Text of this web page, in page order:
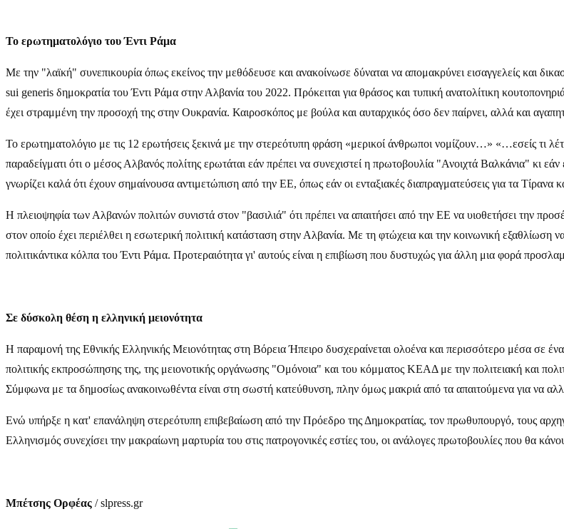
Το ερωτηματολόγιο του Έντι Ράμα
Με την "λαϊκή" συνεπικουρία όπως εκείνος την μεθόδευσε και ανακοίνωσε δύναται να απομακρύνει εισαγγελείς και
sui generis δημοκρατία του Έντι Ράμα στην Αλβανία του 2022. Πρόκειται για θράσος και τυπική ανατολίτικη
έχει στραμμένη την προσοχή της στην Ουκρανία. Καιροσκόπος με βούλα και αυταρχικός όσο δεν παίρνει, αλλά και
Το ερωτηματολόγιο με τις 12 ερωτήσεις ξεκινά με την στερεότυπη φράση «μερικοί άνθρωποι νομίζουν…» «…εσείς τι
παραδείγματι ότι ο μέσος Αλβανός πολίτης ερωτάται εάν πρέπει να συνεχιστεί η πρωτοβουλία "Ανοιχτά Βαλκάνια" κι
γνωρίζει καλά ότι έχουν σημαίνουσα αντιμετώπιση από την ΕΕ, όπως εάν οι ενταξιακές διαπραγματεύσεις για τα Τίρανα
Η πλειοψηφία των Αλβανών πολιτών συνιστά στον "βασιλιά" ότι πρέπει να απαιτήσει από την ΕΕ να υιοθετήσει την
στον οποίο έχει περιέλθει η εσωτερική πολιτική κατάσταση στην Αλβανία. Με τη φτώχεια και την κοινωνική εξαθλίωση
πολιτικάντικα κόλπα του Έντι Ράμα. Προτεραιότητα γι' αυτούς είναι η επιβίωση που δυστυχώς για άλλη μια φορά
Σε δύσκολη θέση η ελληνική μειονότητα
Η παραμονή της Εθνικής Ελληνικής Μειονότητας στη Βόρεια Ήπειρο δυσχεραίνεται ολοένα και περισσότερο μέσα σε
πολιτικής εκπροσώπησης της, της μειονοτικής οργάνωσης "Ομόνοια" και του κόμματος ΚΕΑΔ με την πολιτειακή και
Σύμφωνα με τα δημοσίως ανακοινωθέντα είναι στη σωστή κατεύθυνση, πλην όμως μακριά από τα απαιτούμενα για να
Ενώ υπήρξε η κατ' επανάληψη στερεότυπη επιβεβαίωση από την Πρόεδρο της Δημοκρατίας, τον πρωθυπουργό, τους
Ελληνισμός συνεχίσει την μακραίωνη μαρτυρία του στις πατρογονικές εστίες του, οι ανάλογες πρωτοβουλίες που θα
Μπέτσης Ορφέας / slpress.gr